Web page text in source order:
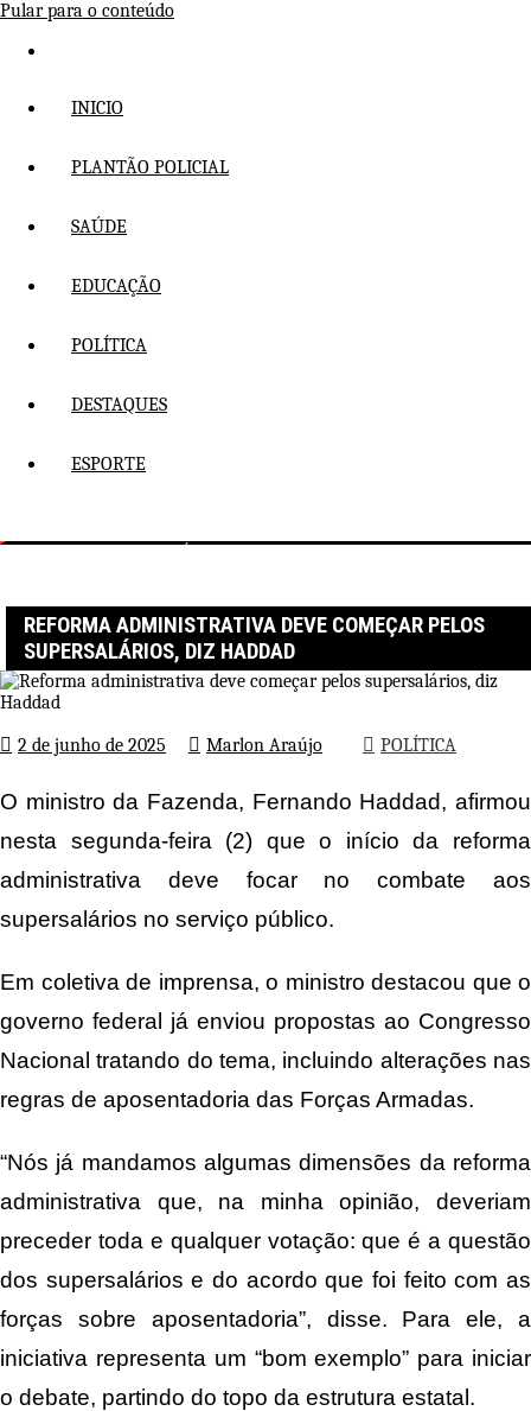
Pular para o conteúdo
INICIO
PLANTÃO POLICIAL
SAÚDE
EDUCAÇÃO
POLÍTICA
DESTAQUES
ESPORTE
REFORMA ADMINISTRATIVA DEVE COMEÇAR PELOS
SUPERSALÁRIOS, DIZ HADDAD
2 de junho de 2025 Marlon Araújo POLÍTICA
O ministro da Fazenda, Fernando Haddad, afirmou
nesta segunda-feira (2) que o início da reforma
administrativa deve focar no combate aos
supersalários no serviço público.
Em coletiva de imprensa, o ministro destacou que o
governo federal já enviou propostas ao Congresso
Nacional tratando do tema, incluindo alterações nas
regras de aposentadoria das Forças Armadas.
“Nós já mandamos algumas dimensões da reforma
administrativa que, na minha opinião, deveriam
preceder toda e qualquer votação: que é a questão
dos supersalários e do acordo que foi feito com as
forças sobre aposentadoria”, disse. Para ele, a
iniciativa representa um “bom exemplo” para iniciar
o debate, partindo do topo da estrutura estatal.